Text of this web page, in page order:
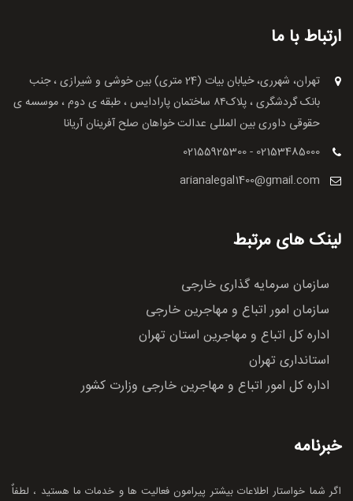
ارتباط با ما
تهران، شهرری، خیابان بیات (24 متری) بین خوشی و شیرازی ، جنب
بانک گردشگری ، پلاک۸۴ ساختمان پارادایس ، طبقه ی دوم ، موسسه ی
حقوقی داوری بین المللی عدالت خواهان صلح آفرینان آریانا
02155925300 - 02153485000
arianalegal1400@gmail.com
لینک های مرتبط
سازمان سرمایه گذاری خارجی
سازمان امور اتباع و مهاجرین خارجی
اداره کل اتباع و مهاجرین استان تهران
استانداری تهران
اداره کل امور اتباع و مهاجرین خارجی وزارت کشور
خبرنامه
اگر شما خواستار اطلاعات بیشتر پیرامون فعالیت ها و خدمات ما هستید ، لطفاٌ